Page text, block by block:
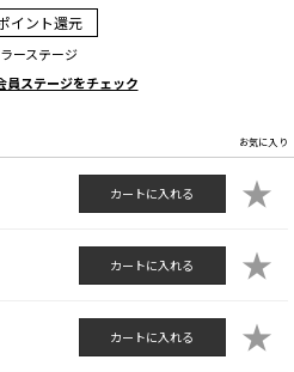
イント還元
ーステージ
員ステージをチェック
お気に入り
カートに入れる ★
カートに入れる ★
カートに入れる ★